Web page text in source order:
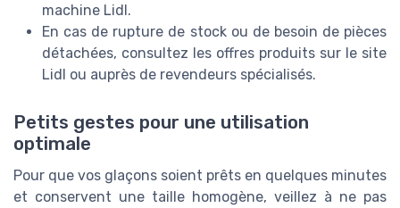
machine Lidl.
En cas de rupture de stock ou de besoin de pièces
détachées, consultez les offres produits sur le site
Lidl ou auprès de revendeurs spécialisés.
Petits gestes pour une utilisation
optimale
Pour que vos glaçons soient prêts en quelques minutes
et conservent une taille homogène, veillez à ne pas